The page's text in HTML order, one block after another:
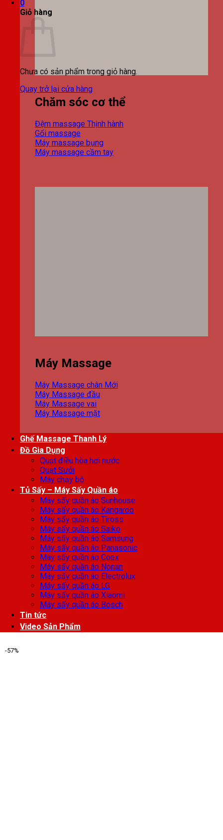
0
Giỏ hàng
Chưa có sản phẩm trong giỏ hàng.
Quay trở lại cửa hàng
Chăm sóc cơ thể
Đệm massage
Gối massage
Máy massage bụng
Máy massage cầm tay
Máy Massage
Máy Massage chân
Máy Massage đầu
Máy Massage vai
Máy Massage mặt
Ghế Massage Thanh Lý
Đồ Gia Dụng
Quạt điều hòa hơi nước
Quạt Sưởi
Máy chạy bộ
Tủ Sấy – Máy Sấy Quần áo
Máy sấy quần áo Sunhouse
Máy sấy quần áo Kangaroo
Máy sấy quần áo Tiross
Máy sấy quần áo Saiko
Máy sấy quần áo Samsung
Máy sấy quần áo Panasonic
Máy sấy quần áo Coex
Máy sấy quần áo Nonan
Máy sấy quần áo Electrolux
Máy sấy quần áo LG
Máy sấy quần áo Xiaomi
Máy sấy quần áo Bosch
Tin tức
Video Sản Phẩm
-57%